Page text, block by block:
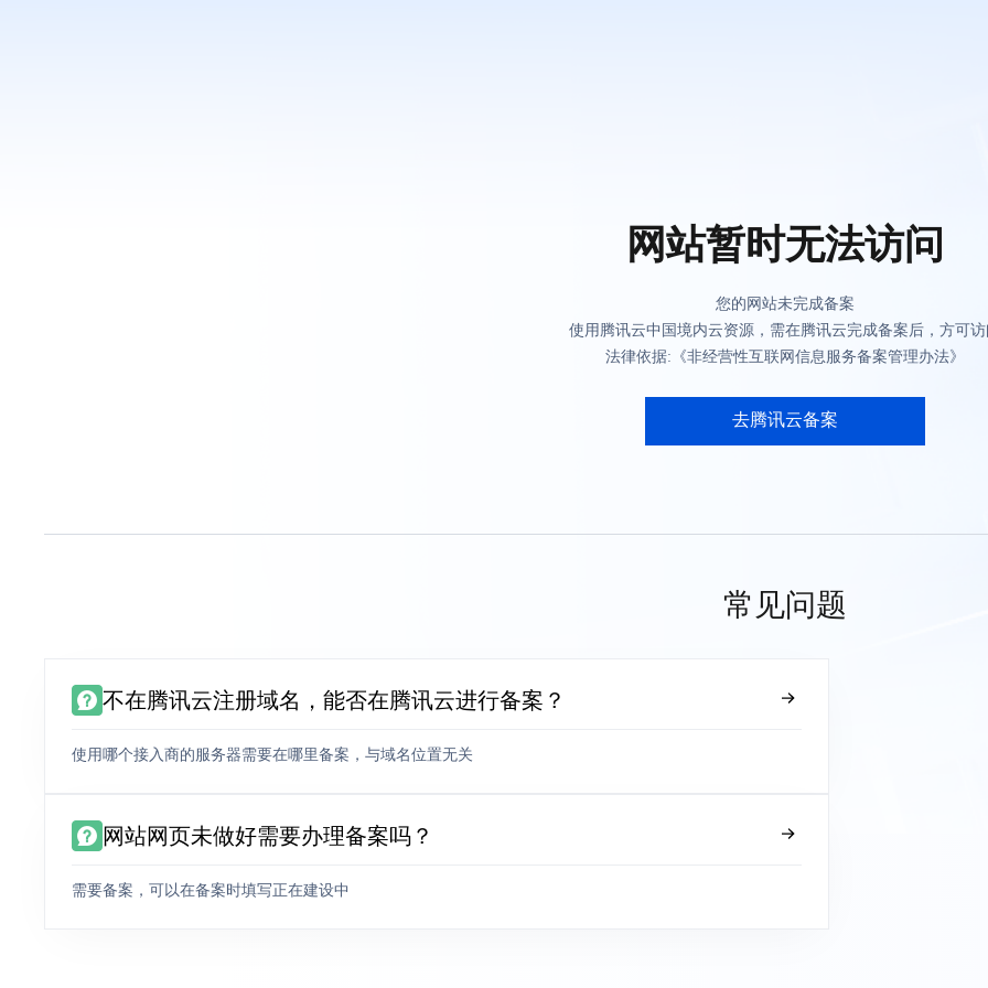
网站暂时无法访问
您的网站未完成备案
使用腾讯云中国境内云资源，需在腾讯云完成备案后，方可
法律依据:《非经营性互联网信息服务备案管理办法》
去腾讯云备案
常见问题
不在腾讯云注册域名，能否在腾讯云进行备案？
使用哪个接入商的服务器需要在哪里备案，与域名位置无关
网站网页未做好需要办理备案吗？
需要备案，可以在备案时填写正在建设中